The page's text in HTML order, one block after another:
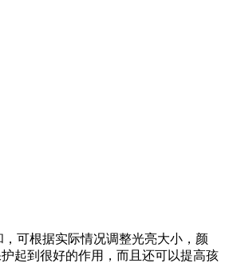
可根据实际情况调整光亮大小，颜
起到很好的作用，而且还可以提高孩